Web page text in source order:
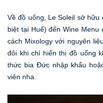
Về đồ uống, Le Soleil sở
biệt tại Huế) đến Wine Menu
cách Mixology với nguyên
đôi khi chỉ hiển thị đồ uống
thức bia Đức nhập khẩu
viên nha.